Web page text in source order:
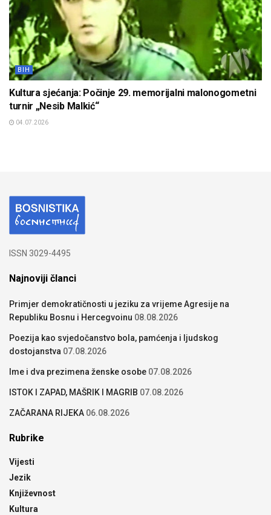
BIH
Kultura sjećanja: Počinje 29. memorijalni malonogometni
turnir „Nesib Malkić“
04.07.2026
ISSN 3029-4495
Najnoviji članci
Primjer demokratičnosti u jeziku za vrijeme Agresije na
Republiku Bosnu i Hercegvoinu 08.08.2026
Poezija kao svjedočanstvo bola, pamćenja i ljudskog
dostojanstva 07.08.2026
Ime i dva prezimena ženske osobe 07.08.2026
ISTOK I ZAPAD, MAŠRIK I MAGRIB 07.08.2026
ZAČARANA RIJEKA 06.08.2026
Rubrike
Vijesti
Jezik
Književnost
Kultura